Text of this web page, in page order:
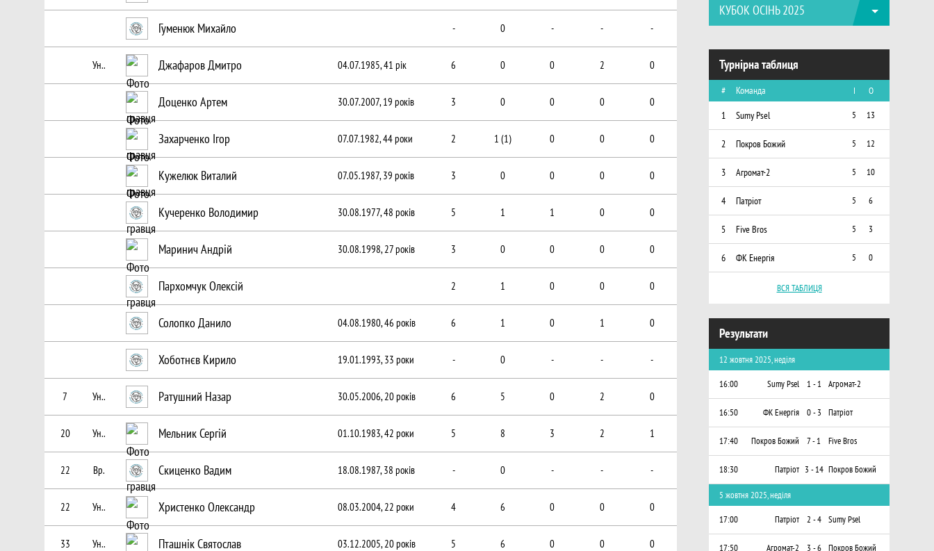
Гуменюк Михайло - 0 - - -
Ун.. Джафаров Дмитро 04.07.1985, 41 рік 6 0 0 2 0
Доценко Артем 30.07.2007, 19 років 3 0 0 0 0
Захарченко Ігор 07.07.1982, 44 роки 2 1 (1) 0 0 0
Кужелюк Виталий 07.05.1987, 39 років 3 0 0 0 0
Кучеренко Володимир 30.08.1977, 48 років 5 1 1 0 0
Маринич Андрій 30.08.1998, 27 років 3 0 0 0 0
Пархомчук Олексій 2 1 0 0 0
Солопко Данило 04.08.1980, 46 років 6 1 0 1 0
Хоботнєв Кирило 19.01.1993, 33 роки - 0 - - -
7 Ун.. Ратушний Назар 30.05.2006, 20 років 6 5 0 2 0
20 Ун.. Мельник Сергій 01.10.1983, 42 роки 5 8 3 2 1
22 Вр. Скиценко Вадим 18.08.1987, 38 років - 0 - - -
22 Ун.. Христенко Олександр 08.03.2004, 22 роки 4 6 0 0 0
33 Ун.. Пташнік Святослав 03.12.2005, 20 років 5 6 0 0 0
КУБОК ОСІНЬ 2025
Турнірна таблиця
# Команда I О
1 Sumy Psel 5 13
2 Покров Божий 5 12
3 Агромат-2 5 10
4 Патріот 5 6
5 Five Bros 5 3
6 ФК Енергія 5 0
ВСЯ ТАБЛИЦЯ
Результати
12 жовтня 2025, неділя
16:00 Sumy Psel 1 - 1 Агромат-2
16:50 ФК Енергія 0 - 3 Патріот
17:40 Покров Божий 7 - 1 Five Bros
18:30 Патріот 3 - 14 Покров Божий
5 жовтня 2025, неділя
17:00 Патріот 2 - 4 Sumy Psel
17:50 Агромат-2 3 - 6 Покров Божий